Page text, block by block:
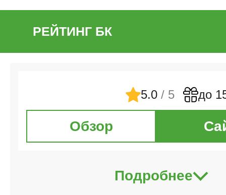
РЕЙТИНГ БК
5.0 / 5 до
Обзор
Подробнее